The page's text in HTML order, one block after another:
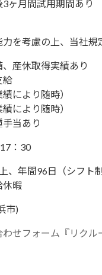
ヶ月間試用期間あり
を考慮の上、当社規
産休取得実績あり
給
により随時）
により随時）
手当あり
：30
、年間96日（シフト
休暇
市)
わせフォーム『リクル